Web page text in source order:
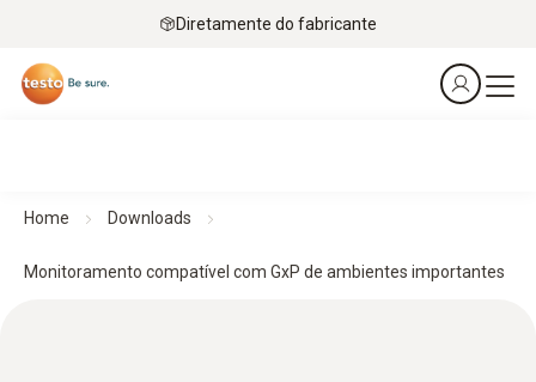
Diretamente do fabricante
Home Downloads
Monitoramento compatível com GxP de ambientes importantes